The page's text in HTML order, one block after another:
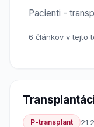
Pacienti -
6 článkov v tejto
P-transplant